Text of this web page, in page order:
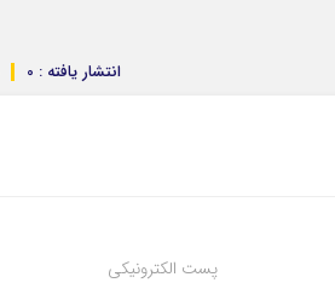
انتشار یافته : 0
پست الکترونیکی